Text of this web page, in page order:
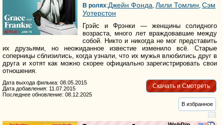
В ролях:Джейн Фонда Лили Томлин Сэм
Уотерстон
Грэйс и Фрэнки — женщины солидного
возраста, много лет враждовавшие между
собой. Никто и никогда не мог представить
их друзьями, но неожиданное известие изменило всё. Старые
соперницы сблизились, когда узнали, что их мужья влюбились друг в
друга и хотят как можно скорее официально зарегистрировать свои
отношения.
Скачать и Смотреть
Дата выхода фильма: 08.05.2015
Дата добавления: 11.07.2015
Последнее обновление: 08.12.2025
В избранное